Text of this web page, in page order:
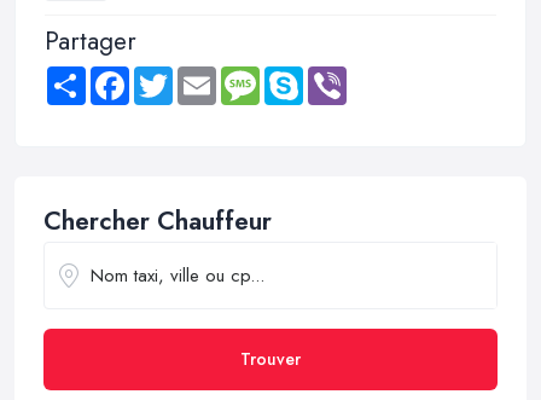
Partager
Share FacebookTwitter Email MessageSkype
Chercher Chauffeur
Trouver